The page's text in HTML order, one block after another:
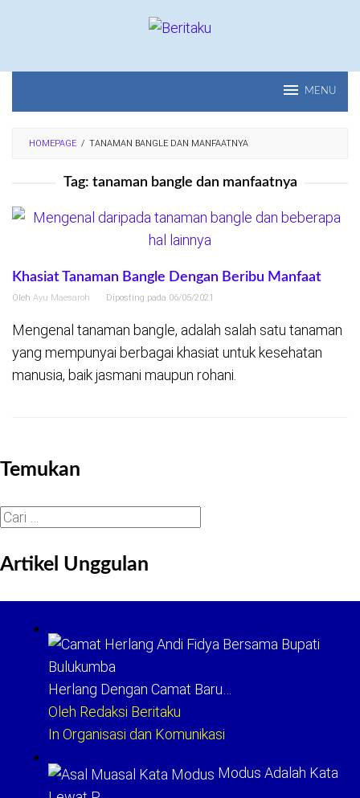
MENU
HOMEPAGE / TANAMAN BANGLE DAN MANFAATNYA
Tag: tanaman bangle dan manfaatnya
Khasiat Tanaman Bangle Dengan Beribu Manfaat
Oleh Ayu Maesaroh Diposting pada 06/05/2021
Mengenal tanaman bangle, adalah salah satu tanaman
yang mempunyai berbagai khasiat untuk kesehatan
manusia, baik jasmani maupun rohani.
Temukan
Cari
Artikel Unggulan
Herlang Dengan Camat Baru…
Oleh Redaksi Beritaku
In Organisasi dan Komunikasi
Modus Adalah Kata